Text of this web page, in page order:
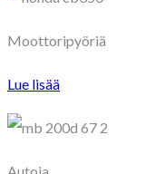
Moottoripyöriä
Lue lisää